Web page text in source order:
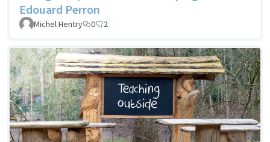
Edouard Perron
Michel Hentry 0 2